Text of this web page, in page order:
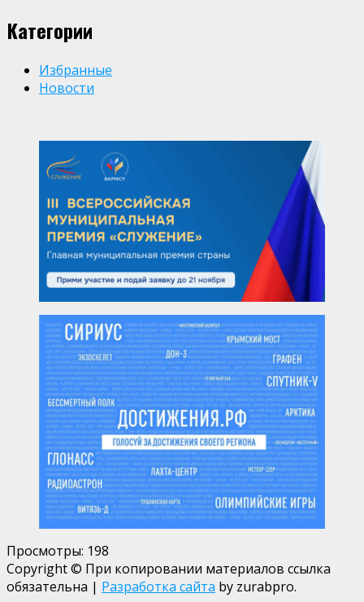
Категории
Избранные
Новости
Просмотры: 198
Copyright © При копировании материалов ссылка
обязательна | Разработка сайта by zurabpro.